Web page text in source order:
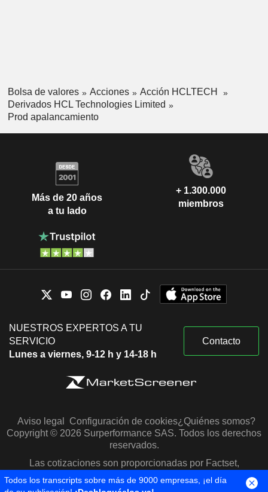
Bolsa de valores Acciones
Acción HCLTECH
Derivados HCL Technologies Limited
Prod apalancamiento
Más de 20 años
a tu lado
+ 1.300.000
miembros
NUESTROS EXPERTOS A TU
SERVICIO
Lunes a viernes, 9-12 h y 14-18 h
Contacto
Aviso legal Configuración de cookies¿Quiénes somos?
Copyright © 2026 Surperformance SAS. Todos los derechos
reservados.
Las cotizaciones son proporcionadas por Factset,
Morningstar y S&P Capital IQ
Todos los transcripts sobre más de 9000 empresas, ¡el día